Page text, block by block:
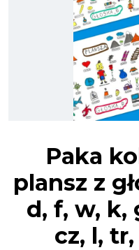
Paka
plansz z
d, f, w, k,
cz, l,